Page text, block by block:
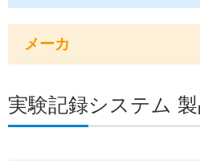
メーカ
実験記録システム